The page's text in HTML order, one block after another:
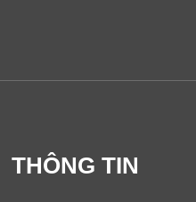
THÔNG TIN